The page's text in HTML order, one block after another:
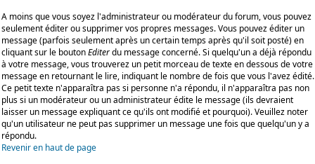
A moins que vous soyez l'administrateur ou modérateur du forum, vous pouvez
seulement éditer ou supprimer vos propres messages. Vous pouvez éditer un
message (parfois seulement après un certain temps après qu'il soit posté) en
cliquant sur le boutonEditerdu message concerné. Si quelqu'un a déjà répondu
à votre message, vous trouverez un petit morceau de texte en dessous de votre
message en retournant le lire, indiquant le nombre de fois que vous l'avez édité.
Ce petit texte n'apparaîtra pas si personne n'a répondu, il n'apparaîtra pas non
plus si un modérateur ou un administrateur édite le message (ils devraient
laisser un message expliquant ce qu'ils ont modifié et pourquoi). Veuillez noter
qu'un utilisateur ne peut pas supprimer un message une fois que quelqu'un y a
répondu.
Revenir en haut de page